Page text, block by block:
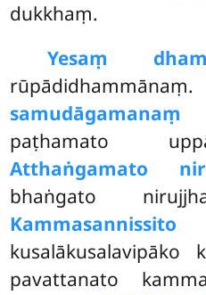
dukkhaṃ.
Yesaṃ
paṭhamato
Atthaṅgamato
bhaṅgato
kusalākusalavipāko
pavattanato